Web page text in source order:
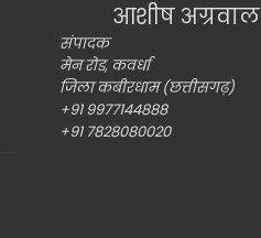
आशीष अग्रवाल
संपादक
मेन रोड, कवर्धा
जिला कबीरधाम (छत्तीसगढ़)
+91 9977144888
+91 7828080020